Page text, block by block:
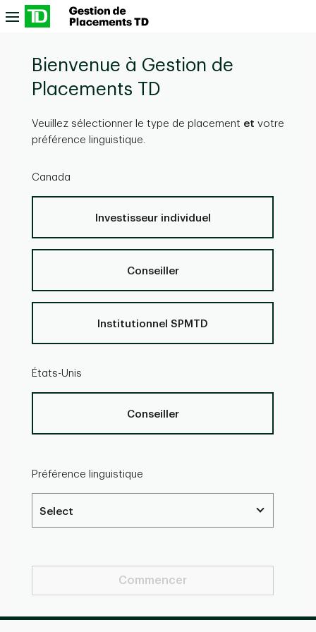
Passer au contenu principal
Bienvenue à Gestion de
Placements TD
Veuillez sélectionner le type de placement et votre
préférence linguistique.
Canada
Investisseur individuel
Conseiller
Institutionnel SPMTD
États-Unis
Conseiller
Préférence linguistique
Commencer